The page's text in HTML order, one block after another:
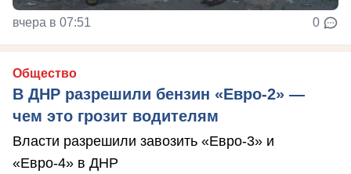
вчера в 07:51 0
Общество
В ДНР разрешили бензин «Евро-2» —
чем это грозит водителям
Власти разрешили завозить «Евро-3» и
«Евро-4» в ДНР